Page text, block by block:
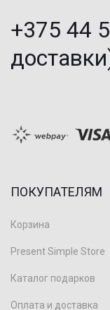
+375 44
ПОКУПАТЕЛЯМ
Корзина
Present Simple Store
Каталог подарков
Оплата и доставка